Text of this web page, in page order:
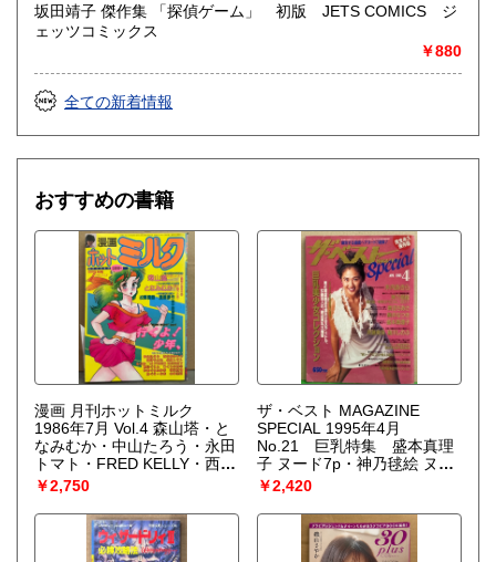
坂田靖子 傑作集 「探偵ゲーム」 初版 JETS COMICS ジ
ェッツコミックス
￥880
全ての新着情報
おすすめの書籍
漫画 月刊ホットミルク
1986年7月 Vol.4 森山塔・と
なみむか・中山たろう・永田
トマト・FRED KELLY・西秋
ぐりん・つくしの真琴・やま
ぐちみゆき・ねぐら☆なお
他
￥2,750
ザ・ベスト MAGAZINE
SPECIAL 1995年4月
No.21 巨乳特集 盛本真理
子 ヌード7p・神乃毬絵 ヌー
ド9p・細川しのぶ ヌード
4p・斉藤美穂 ヌード4p・青
沼ちあさ ぬーど8p・駒井な
つき ヌード8p・山口京子 ヌ
ード6p・木内あきら 他
￥2,420